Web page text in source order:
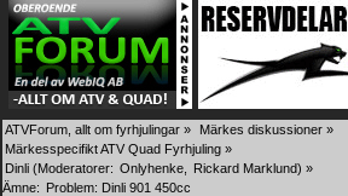
ATVForum, allt om fyrhjulingar » Märkes diskussioner »
Märkesspecifikt ATV Quad Fyrhjuling »
Dinli (Moderatorer: Onlyhenke Rickard Marklund) »
Ämne: Problem: Dinli 901 450cc